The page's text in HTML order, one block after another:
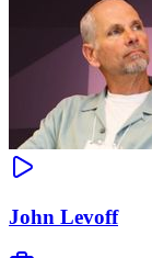
John Levoff